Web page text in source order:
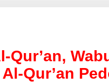
Qur’an,
Qur’an